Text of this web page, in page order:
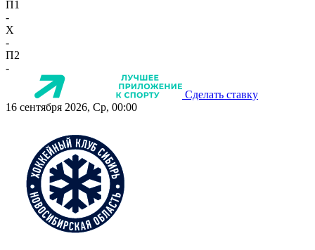
П1
-
X
-
П2
-
Сделать ставку
16 сентября 2026, Ср, 00:00